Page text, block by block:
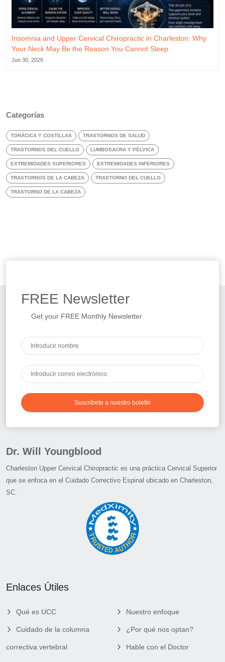
Insomnia and Upper Cervical Chiropractic in Charleston: Why
Your Neck May Be the Reason You Cannot Sleep
Jun 30, 2026
Categorías
TORÁCICA Y COSTILLAS TRASTORNOS DE SALUD
TRASTORNOS DEL CUELLO LUMBOSACRA Y PÉLVICA
EXTREMIDADES SUPERIORES EXTREMIDADES INFERIORES
TRASTORNOS DE LA CABEZA TRASTORNO DEL CUELLO
TRASTORNO DE LA CABEZA
FREE Newsletter
Get your FREE Monthly Newsletter
Suscríbete a nuestro boletín
Dr. Will Youngblood
Charleston Upper Cervical Chiropractic es una práctica Cervical Superior
que se enfoca en el Cuidado Correctivo Espinal ubicado en Charleston,
SC.
Enlaces Útiles
Qué es UCC
Cuidado de la columna
correctiva vertebral
Nuestro enfoque
¿Por qué nos optan?
Hable con el Doctor